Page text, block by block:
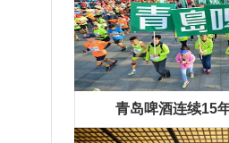
青岛啤酒连续15